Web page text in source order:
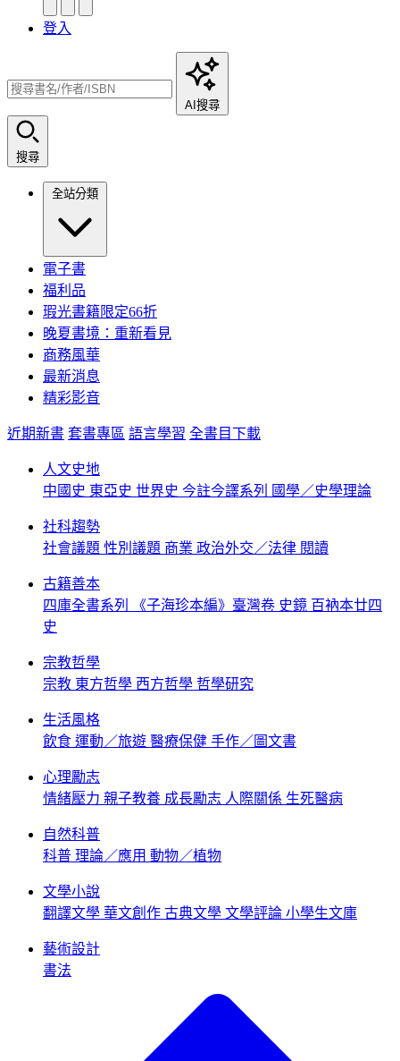
登入
AI搜尋
搜尋
全站分類
電子書
福利品
瑕光書籍限定66折
晚夏書境：重新看見
商務風華
最新消息
精彩影音
近期新書 套書專區 語言學習 全書目下載
人文史地
中國史 東亞史 世界史 今註今譯系列 國學／史學理論
社科趨勢
社會議題 性別議題 商業 政治外交／法律 閱讀
古籍善本
四庫全書系列
《子海珍本編》臺灣卷 史鏡 百衲本廿四
史
宗教哲學
宗教 東方哲學 西方哲學 哲學研究
生活風格
飲食 運動／旅遊 醫療保健 手作／圖文書
心理勵志
情緒壓力 親子教養 成長勵志 人際關係 生死醫病
自然科普
科普 理論／應用 動物／植物
文學小說
翻譯文學 華文創作 古典文學 文學評論 小學生文庫
藝術設計
書法